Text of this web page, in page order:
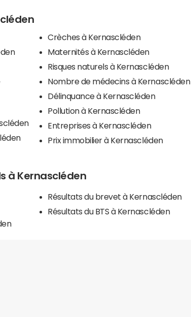
Crèches à Kernascléden
Maternités à Kernascléden
Risques naturels à Kernascléden
Nombre de médecins à Kernascléden
Délinquance à Kernascléden
Pollution à Kernascléden
Entreprises à Kernascléden
Prix immobilier à Kernascléden
à Kernascléden
Résultats du brevet à Kernascléden
Résultats du BTS à Kernascléden